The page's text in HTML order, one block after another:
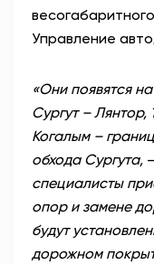
Управление
«Они появятся
Сургут – Лянтор,
Когалым –
обхода Сургута,
специалисты
опор и замене
будут
дорожном